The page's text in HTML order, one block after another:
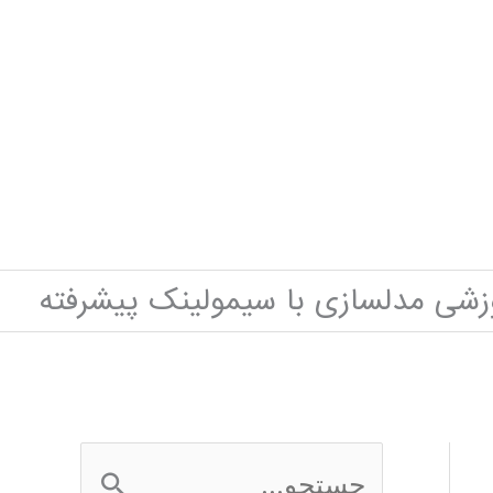
مدلسازی با سیمولینک پیشرفته